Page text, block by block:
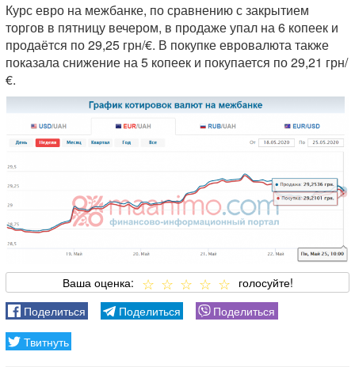
Курс евро на межбанке, по сравнению с закрытием
торгов в пятницу вечером, в продаже упал на 6 копеек и
продаётся по 29,25 грн/€. В покупке евровалюта также
показала снижение на 5 копеек и покупается по 29,21 грн/
€.